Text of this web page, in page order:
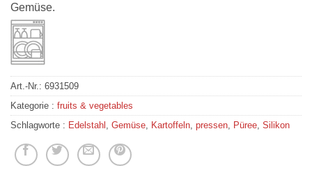
Gemüse.
Art.-Nr.: 6931509
Kategorie : fruits & vegetables
Schlagworte : Edelstahl Gemüse Kartoffeln pressen Püree Silikon